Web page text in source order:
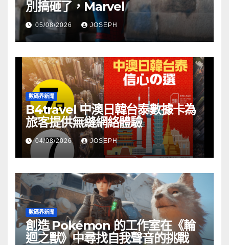
別搞砸了，Marvel
05/08/2026 JOSEPH
數碼界新聞
B4travel 中澳日韓台泰數據卡為
旅客提供無縫網絡體驗
04/08/2026 JOSEPH
數碼界新聞
創造 Pokémon 的工作室在《輪
迴之獸》中尋找自我聲音的挑戰